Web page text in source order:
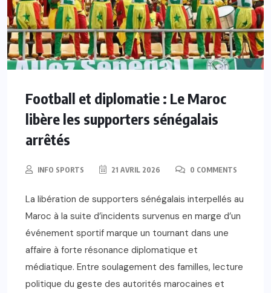
Football et diplomatie : Le Maroc
libère les supporters sénégalais
arrêtés
INFO SPORTS 21 AVRIL 2026 0 COMMENTS
La libération de supporters sénégalais interpellés au
Maroc à la suite d’incidents survenus en marge d’un
événement sportif marque un tournant dans une
affaire à forte résonance diplomatique et
médiatique. Entre soulagement des familles, lecture
politique du geste des autorités marocaines et